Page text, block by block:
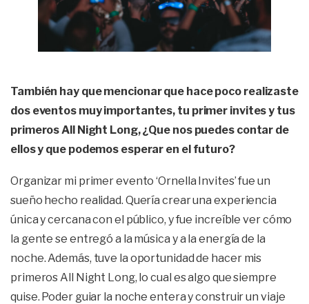
También hay que mencionar que hace poco realizaste
dos eventos muy importantes, tu primer invites y tus
primeros All Night Long, ¿Que nos puedes contar de
ellos y que podemos esperar en el futuro?
Organizar mi primer evento ‘Ornella Invites’ fue un
sueño hecho realidad. Quería crear una experiencia
única y cercana con el público, y fue increíble ver cómo
la gente se entregó a la música y a la energía de la
noche. Además, tuve la oportunidad de hacer mis
primeros All Night Long, lo cual es algo que siempre
quise. Poder guiar la noche entera y construir un viaje